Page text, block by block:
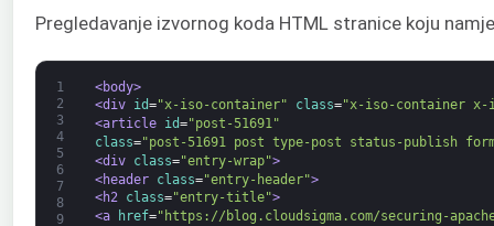
Pregledavanje izvornog koda HTML stranice koju
1
2
3
4
5
6
7
8
9
<body>
<div id="x-iso-container" class="x-iso-container x-
<article id="post-51691"
class="post-51691 post type-post status-publish
<div class="entry-wrap">
<header class="entry-header">
<h2 class="entry-title">
<a
href="https://blog.cloudsigma.com/securing-